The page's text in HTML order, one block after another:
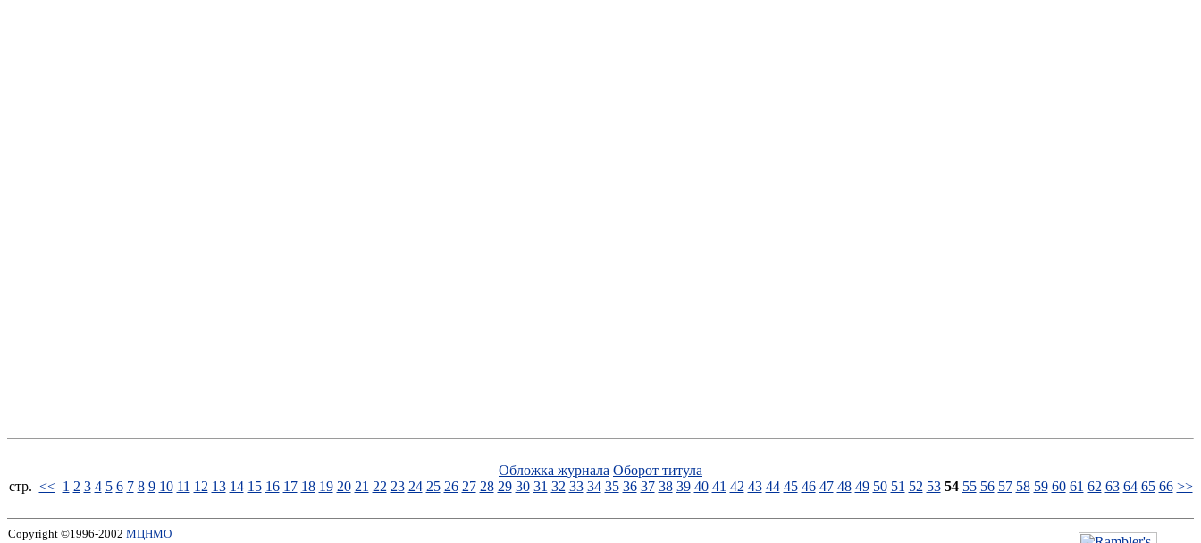
Обложка журнала Оборот титула
стp. << 1 2 3 4 5 6 7 8 9 10 11 12 13 14 15 16 17 18 19 20 21 22 23 24 25 26 27 28 29 30 31 32 33 34 35 36 37 38 39 40 41 42 43 44 45 46 47 48 49 50 51 52 53 54 55 56 57 58 59 60 61 62 63 64 65 66 >>
Copyright ©1996-2002 МЦНМО